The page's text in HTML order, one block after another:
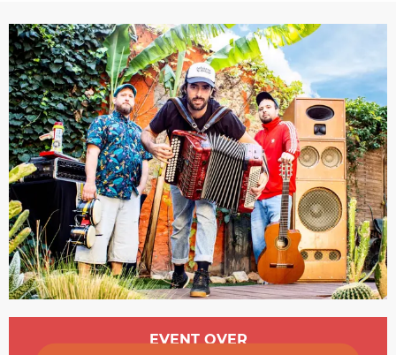
Opening hours & contact details
EVENT OVER